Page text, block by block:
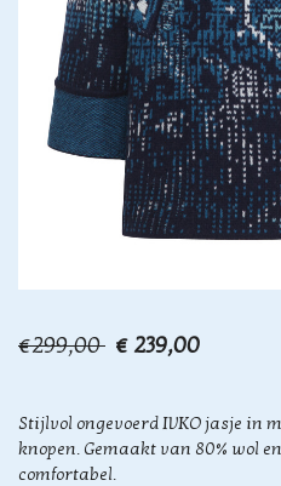
€299,00 € 239,00
Stijlvol ongevoerd IVKO jasje in
knopen. Gemaakt van 80% wol
comfortabel.